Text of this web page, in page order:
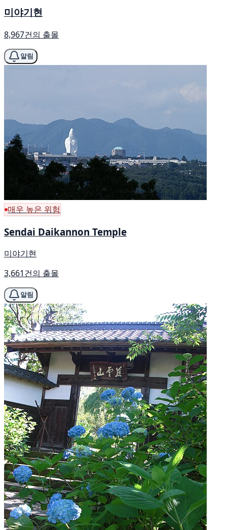
미야기현
8,967건의 출몰
알림
매우 높은 위험
Sendai Daikannon Temple
미야기현
3,661건의 출몰
알림